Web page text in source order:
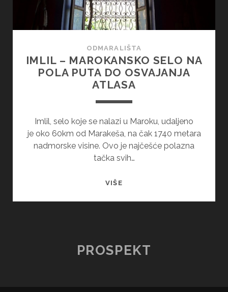
ODMARALIŠTA
IMLIL – MAROKANSKO SELO NA
POLA PUTA DO OSVAJANJA
ATLASA
Imlil, selo koje se nalazi u Maroku, udaljeno
je oko 60km od Marakeša, na čak 1740 metara
nadmorske visine. Ovo je najčešće polazna
tačka svih…
VIŠEIMLIL
PUTA
PROSPEKT